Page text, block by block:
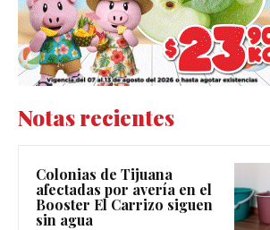
Notas recientes
Colonias de Tijuana
afectadas por avería en el
Booster El Carrizo siguen
sin agua